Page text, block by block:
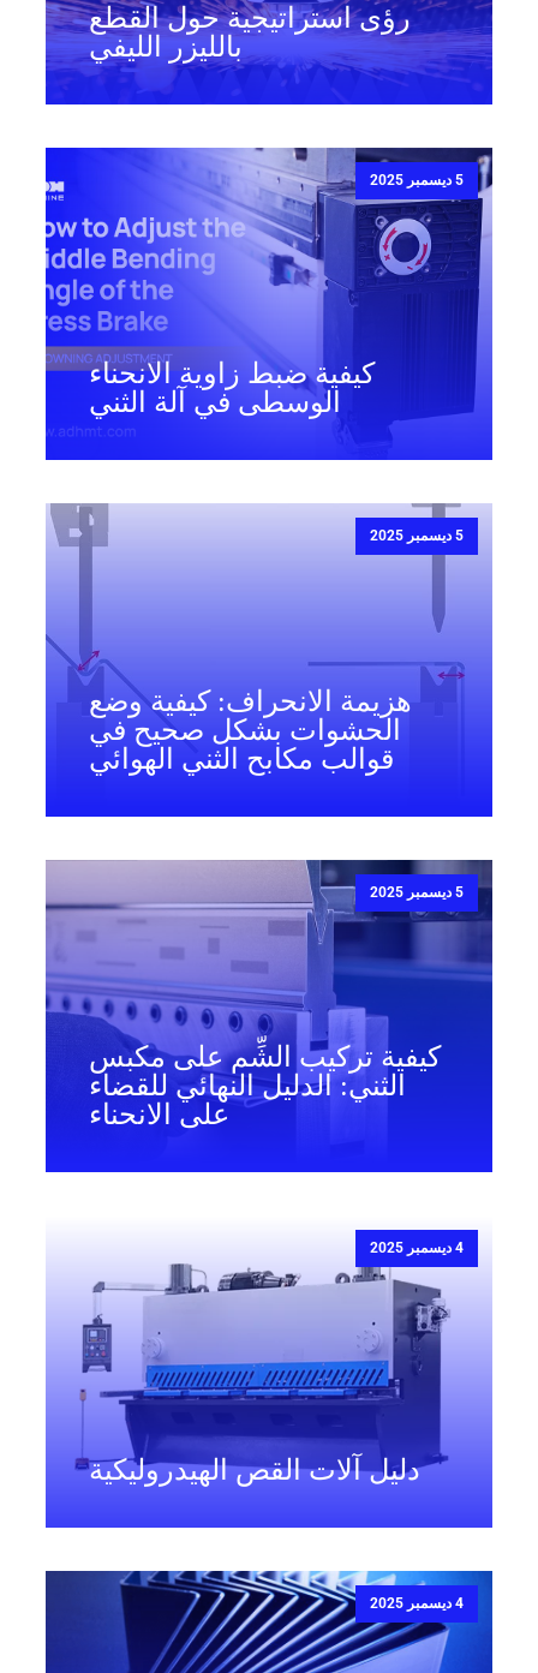
رؤى استراتيجية حول القطع
بالليزر الليفي
5 ديسمبر 2025
كيفية ضبط زاوية الانحناء
الوسطى في آلة الثني
5 ديسمبر 2025
هزيمة الانحراف: كيفية وضع
الحشوات بشكل صحيح في
قوالب مكابح الثني الهوائي
5 ديسمبر 2025
كيفية تركيب الشِّم على مكبس
الثني: الدليل النهائي للقضاء
على الانحناء
4 ديسمبر 2025
دليل آلات القص الهيدروليكية
4 ديسمبر 2025